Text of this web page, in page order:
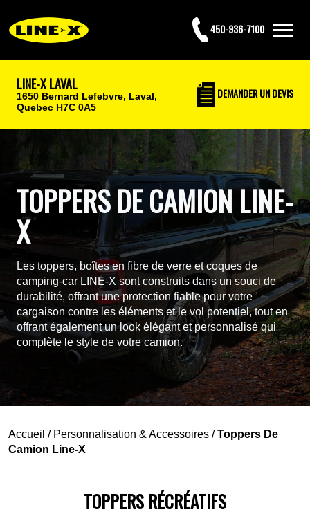
450-936-7100
LINE-X LAVAL
1650 Bernard Lefebvre, Laval,
Quebec H7C 0A5
DEMANDER UN DEVIS
TOPPERS DE CAMION LINE-
X
Les toppers, boîtes en fibre de verre et coques de
camping-car LINE-X sont construits dans un souci de
durabilité, offrant une protection fiable pour votre
cargaison contre les éléments et le vol potentiel, tout en
offrant également un look élégant et personnalisé qui
complète le style de votre camion.
Accueil / Personnalisation & Accessoires /Toppers De
Camion Line-X
TOPPERS RÉCRÉATIFS